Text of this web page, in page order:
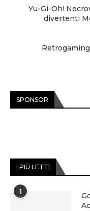
Yu-Gi-Oh!
divertenti
SPONSOR
I PIÙ LETTI
1